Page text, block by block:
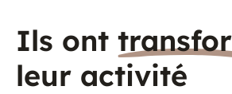
Ils ont
leur activité